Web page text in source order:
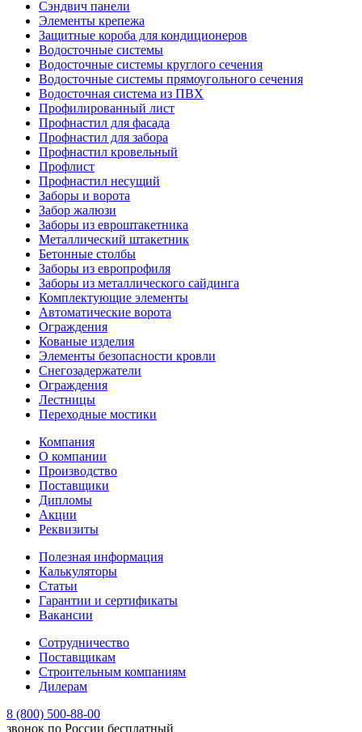
Сэндвич панели
Элементы крепежа
Защитные короба для кондиционеров
Водосточные системы
Водосточные системы круглого сечения
Водосточные системы прямоугольного сечения
Водосточная система из ПВХ
Профилированный лист
Профнастил для фасада
Профнастил для забора
Профнастил кровельный
Профлист
Профнастил несущий
Заборы и ворота
Забор жалюзи
Заборы из евроштакетника
Металлический штакетник
Бетонные столбы
Заборы из европрофиля
Заборы из металлического сайдинга
Комплектующие элементы
Автоматические ворота
Ограждения
Кованые изделия
Элементы безопасности кровли
Снегозадержатели
Ограждения
Лестницы
Переходные мостики
Компания
О компании
Производство
Поставщики
Дипломы
Акции
Реквизиты
Полезная информация
Калькуляторы
Статьи
Гарантии и сертификаты
Вакансии
Сотрудничество
Поставщикам
Строительным компаниям
Дилерам
8 (800) 500-88-00
звонок по России бесплатный